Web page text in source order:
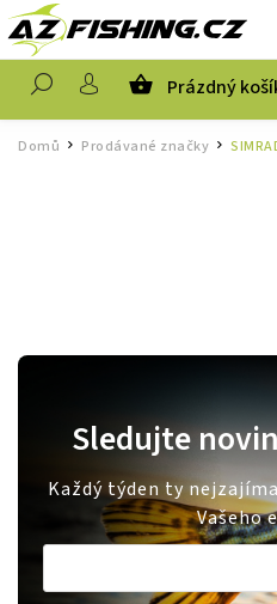
Prázdný
Domů / Prodávané značky /
Sledujte
Každý týden ty
Vašeho